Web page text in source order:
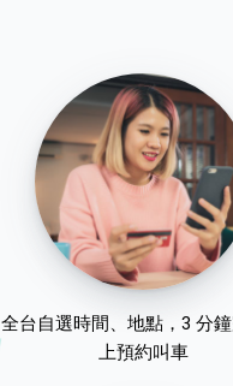
全台自選時間、地點，3 分
上預約叫車